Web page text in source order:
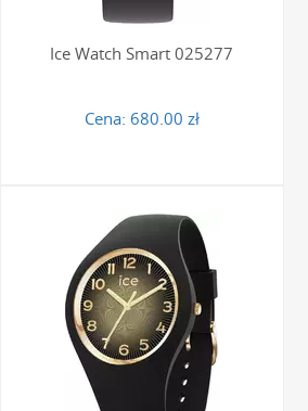
Ice Watch Smart 025277
Cena: 680.00 zł